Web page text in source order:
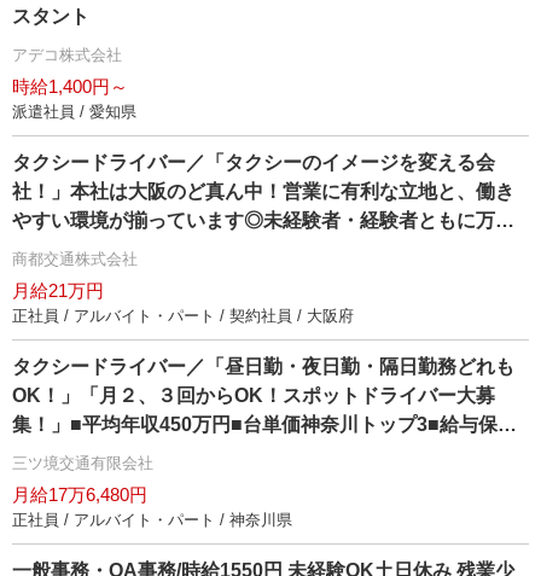
スタント
アデコ株式会社
時給1,400円～
派遣社員 / 愛知県
タクシードライバー／「タクシーのイメージを変える会
社！」本社は大阪のど真ん中！営業に有利な立地と、働き
すい環境が揃っています◎未経験者・経験者ともに万全
のサポート体制でお待ちしております！
商都交通株式会社
月給21万円
正社員 / アルバイト・パート / 契約社員 / 大阪府
タクシードライバー／「昼日勤・夜日勤・隔日勤務どれも
OK！」「月２、３回からOK！スポットドライバー大募
集！」■平均年収450万円■台単価神奈川トップ3■給与保障2
ヶ月35万円■高収入のヒケツは都内と違う「リピーターの多
さ」「安定した営業」ができるから！
三ツ境交通有限会社
月給17万6,480円
正社員 / アルバイト・パート / 神奈川県
一般事務・OA事務/時給1550円 未経験OK土日休み 残業少